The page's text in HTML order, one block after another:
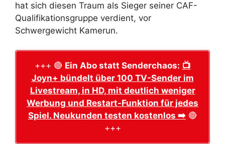
hat sich diesen Traum als Sieger seiner CAF-
Qualifikationsgruppe verdient, vor
Schwergewicht Kamerun.
+++ 🔴 Ein Abo statt Senderchaos: 📺
Joyn+ bündelt über 100 TV-Sender im
Livestream, in HD, mit deutlich weniger
Werbung und Restart-Funktion für jedes
Spiel. Neukunden testen kostenlos ➡️ 🔴
+++